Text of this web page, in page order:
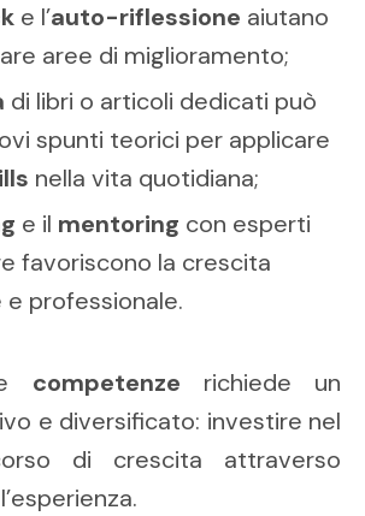
e l’auto-riflessione aiutano
aree di miglioramento;
di libri o articoli dedicati può
spunti teorici per applicare
nella vita quotidiana;
e il mentoring con esperti
favoriscono la crescita
e professionale.
competenze richiede un
e diversificato: investire nel
di crescita attraverso